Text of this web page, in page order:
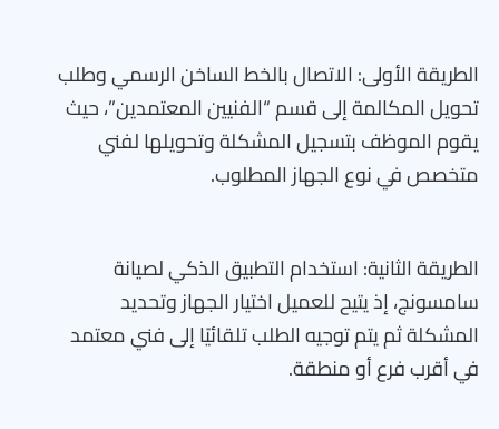
الطريقة الأولى: الاتصال بالخط الساخن الرسمي وطلب
تحويل المكالمة إلى قسم “الفنيين المعتمدين”، حيث
يقوم الموظف بتسجيل المشكلة وتحويلها لفني
متخصص في نوع الجهاز المطلوب.
الطريقة الثانية: استخدام التطبيق الذكي لصيانة
سامسونج، إذ يتيح للعميل اختيار الجهاز وتحديد
المشكلة ثم يتم توجيه الطلب تلقائيًا إلى فني معتمد
في أقرب فرع أو منطقة.